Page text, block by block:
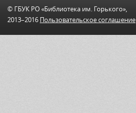
© ГБУК РО «Библиотека им. Горького»,
2013–2016 Пользовательскоe соглашениe